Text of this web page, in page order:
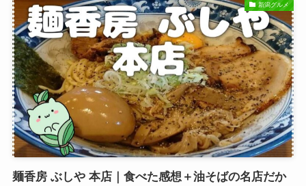
新潟グルメ
麺香房 ぶしや 本店｜食べた感想＋油そばの名店だか